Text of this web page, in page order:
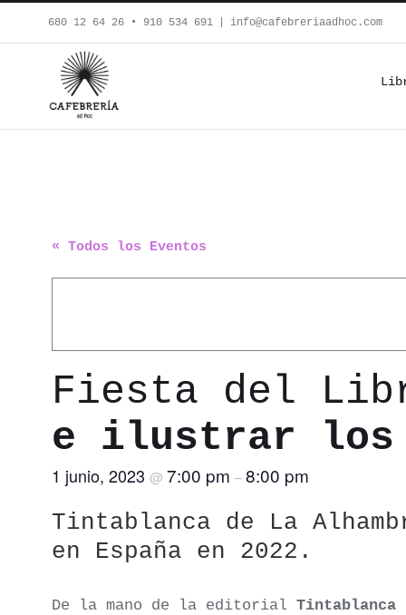
al
contenido
680 12 64 26‬ • 910 534 691 info@cafebreriaadhoc.com
« Todos los Eventos
Fiesta del
e ilustrar los
1 junio, 2023 @ 7:00 pm –8:00 pm
Tintablanca de La
en España en 2022.
De la mano de la editorial Tintablanca